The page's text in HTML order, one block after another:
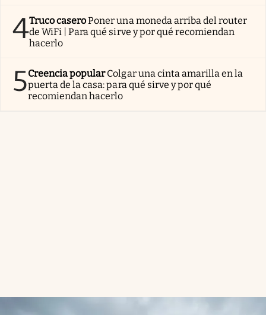
4Truco caseroPoner una moneda arriba del router
de WiFi | Para qué sirve y por qué recomiendan
hacerlo
5Creencia popularColgar una cinta amarilla en la
puerta de la casa: para qué sirve y por qué
recomiendan hacerlo